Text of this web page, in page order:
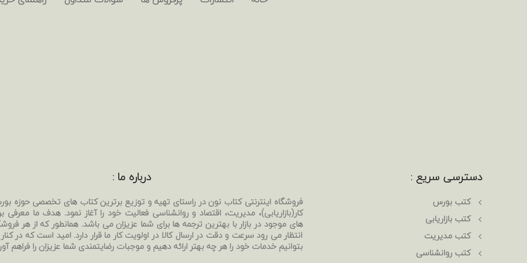
درباره ما :
فروشگاه اینترنتی کتاب نون در راستای تهیه و توزیع برترین کتاب های تخصصی حوزه
کار(بازاریابی)، مدیریت، اقتصاد و روانشناسی فعالیت خود را آغاز نمود. هدف ما معرفی
های موجود در بازار با بهترین ترجمه ها برای شما عزیزان می باشد. همانطور که از هر
انتظار می رود سرعت و دقت در ارسال کالا در اولویت کار ما قرار دارد. امید است که در
بتوانیم خدمات خود را هر چه بهتر ارائه دهیم و موجبات رضایتمندی شما عزیزان را فراهم
دسترسی سریع :
کتب بورس
کتب بازاریابی
کتب مدیریت
کتب روانشناسی